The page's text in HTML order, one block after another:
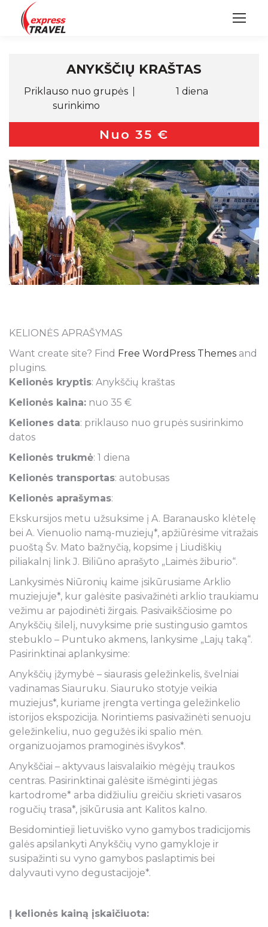
ANYKŠČIŲ KRAŠTAS
Priklauso nuo grupės
surinkimo
1 diena
Nuo 35 €
KELIONĖS APRAŠYMAS
Want create site? Find Free WordPress Themes and
plugins.
Kelionės kryptis: Anykščių kraštas
Kelionės kaina: nuo 35 €
Keliones data: priklauso nuo grupės susirinkimo
datos
Kelionės trukmė: 1 diena
Kelionės transportas: autobusas
Kelionės aprašymas:
Ekskursijos metu užsuksime į A. Baranausko klėtelę
bei A. Vienuolio namą-muziejų*, apžiūrėsime vitražais
puoštą Šv. Mato bažnyčią, kopsime į Liudiškių
piliakalnį link J. Biliūno aprašyto „Laimės žiburio“.
Lankysimės Niūronių kaime įsikūrusiame Arklio
muziejuje*, kur galėsite pasivažinėti arklio traukiamu
vežimu ar pajodinėti žirgais. Pasivaikščiosime po
Anykščių šilelį, nuvyksime prie sustingusio gamtos
stebuklo – Puntuko akmens, lankysime „Lajų taką“.
Pasirinktinai aplankysime:
Anykščių įžymybė – siaurasis geležinkelis, švelniai
vadinamas Siauruku. Siauruko stotyje veikia
muziejus*, kuriame įrengta vertinga geležinkelio
istorijos ekspozicija. Norintiems pasivažinėti senuoju
geležinkeliu, nuo gegužės iki spalio mėn.
organizuojamos pramoginės išvykos*.
Anykščiai – aktyvaus laisvalaikio mėgėjų traukos
centras. Pasirinktinai galėsite išmėginti jėgas
kartodrome* arba didžiuliu greičiu skrieti vasaros
rogučių trasa*, įsikūrusia ant Kalitos kalno.
Besidomintieji lietuviško vyno gamybos tradicijomis
galės apsilankyti Anykščių vyno gamykloje ir
susipažinti su vyno gamybos paslaptimis bei
dalyvauti vyno degustacijoje*.
Į kelionės kainą įskaičiuota: